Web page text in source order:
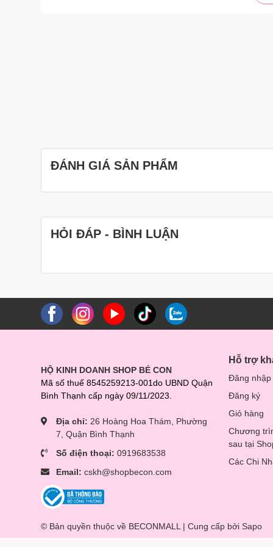
ĐÁNH GIÁ SẢN PHẨM
HỎI ĐÁP - BÌNH LUẬN
HỘ KINH DOANH SHOP BÉ CON
Mã số thuế 8545259213-001do UBND Quận
Bình Thạnh cấp ngày 09/11/2023.
Địa chỉ: 26 Hoàng Hoa Thám, Phường
7, Quận Bình Thạnh
Số điện thoại: 0919683538
Email: cskh@shopbecon.com
Hỗ trợ
Đăng nhập
Đăng ký
Giỏ hàng
Chương
sau tại
Các Chi
© Bản quyền thuộc về BECONMALL | Cung cấp bởi Sapo